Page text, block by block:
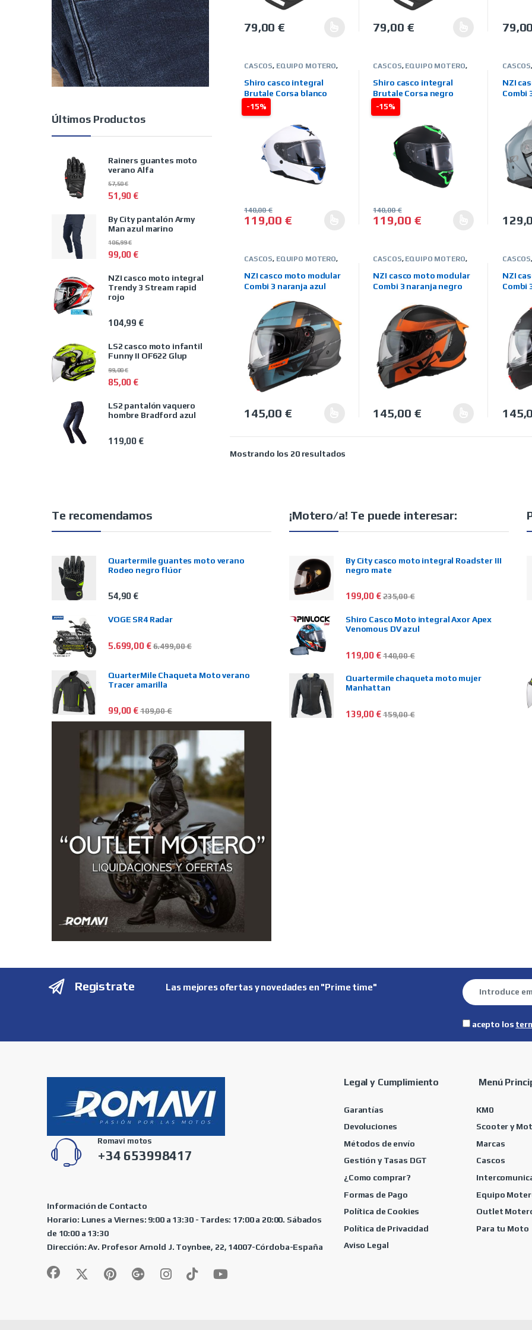
79,00€
Este producto tiene múltiples variantes. Las opciones se pueden elegir
79,00 €
Este producto tiene múltiples Este
-15%
CASCOS, EQUIPO MOTERO,
SHIRO-AXOR,TIENDA ON
LINE
Shiro casco integral
Brutale Corsa blanco
azul
119,00€
140,00€
Este producto tiene múltiples variantes. Las opciones se pueden elegir
-15%
CASCOS, EQUIPO MOTERO,
SHIRO-AXOR, TIENDA ON
LINE
Shiro casco integral
Brutale Corsa negro
verde
119,00 €
140,00€
Este producto tiene múltiples
CASCOS,
TIENDA
NZI
Combi
Este
CASCOS, EQUIPO MOTERO,
TIENDA ON LINE
NZI casco moto modular
Combi 3 naranja azul
145,00€
Este producto tiene múltiples variantes. Las opciones se pueden elegir
CASCOS, EQUIPO MOTERO,
TIENDA ON LINE
NZI casco moto modular
Combi 3 naranja negro
145,00 €
Este producto tiene múltiples
CASCOS,
TIENDA
NZI
Combi
Este
Mostrando los 20 resultados
Últimos Productos
Rainers guantes moto
verano Alfa
51,90 €
57,50€
By City pantalón Army
Man azul marino
99,00 €
106,99€
NZI casco moto integral
Trendy 3 Stream rapid
rojo
104,99 €
LS2 casco moto infantil
Funny II OF622 Glup
85,00 €
99,00€
LS2 pantalón vaquero
hombre Bradford azul
119,00 €
Te recomendamos
Quartermile guantes moto verano
Rodeo negro flúor
54,90 €
VOGE SR4 Radar
5.699,00 €6.499,00€
QuarterMile Chaqueta Moto verano
Tracer amarilla
99,00 € 109,00€
¡Motero/a! Te puede interesar:
By City casco moto integral Roadster III
negro mate
199,00 €235,00€
Shiro Casco Moto integral Axor Apex
Venomous DV azul
119,00 €140,00€
Quartermile chaqueta moto mujer
Manhattan
139,00 €159,00€
Registrate Las mejores ofertas y novedades en "Prime time"
acepto los
Romavi motos
+34 653998417
Información de Contacto
Horario: Lunes a Viernes: 9:00 a 13:30 - Tardes: 17:00 a 20:00. Sábados
de 10:00 a 13:30
Dirección: Av. Profesor Arnold J. Toynbee, 22, 14007-Córdoba-España
Legal y Cumplimiento
Garantías
Devoluciones
Métodos de envío
Gestión y Tasas DGT
¿Como comprar?
Formas de Pago
Política de Cookies
Política de Privacidad
Aviso Legal
Menú
KM0
Scooter y
Marcas
Cascos
Equipo
Outlet
Para tu Moto